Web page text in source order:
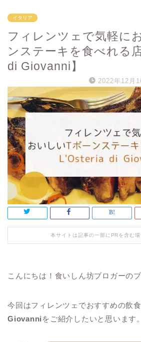
イタリア
フィレンツェで気軽に
ンステーキを食べれる
di Giovanni】
2022年12月
本サイトは記事の一部にPRを含む
こんにちは！食いしん坊ブロガーのブ
今回はフィレンツェでおすすめの飲
Giovanni をご紹介したいと思います。